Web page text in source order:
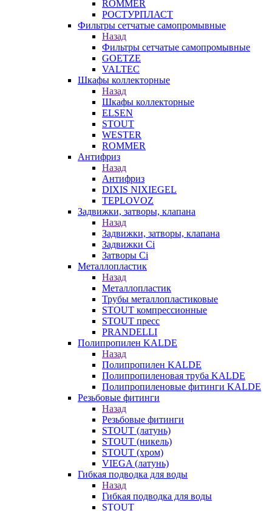
ROMMER
РОСТУРПЛАСТ
Фильтры сетчатые самопромывные
Назад
Фильтры сетчатые самопромывные
GOETZE
VALTEC
Шкафы коллекторные
Назад
Шкафы коллекторные
ELSEN
STOUT
WESTER
ROMMER
Антифриз
Назад
Антифриз
DIXIS NIXIEGEL
TEPLOVOZ
Задвижки, затворы, клапана
Назад
Задвижки, затворы, клапана
Задвижки Ci
Затворы Ci
Металлопластик
Назад
Металлопластик
Трубы металлопластиковые
STOUT компрессионные
STOUT пресс
PRANDELLI
Полипропилен KALDE
Назад
Полипропилен KALDE
Полипропиленовая труба KALDE
Полипропиленовые фитинги KALDE
Резьбовые фитинги
Назад
Резьбовые фитинги
STOUT (латунь)
STOUT (никель)
STOUT (хром)
VIEGA (латунь)
Гибкая подводка для воды
Назад
Гибкая подводка для воды
STOUT